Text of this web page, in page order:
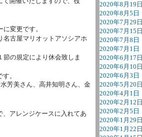
変更です。
名古屋マリオットアソシアホ
の規定により休会致しま
。
芳美さん、高井知明さん、金
アレンジケースに入れてあ
2020年8月19日
2020年8月5日
2020年7月29日
2020年7月15日
2020年7月8日
2020年7月1日
2020年6月17日
2020年6月10日
2020年6月3日
2020年5月20日
2020年4月1日
2020年2月12日
2020年2月5日
2020年1月29日
2020年1月22日